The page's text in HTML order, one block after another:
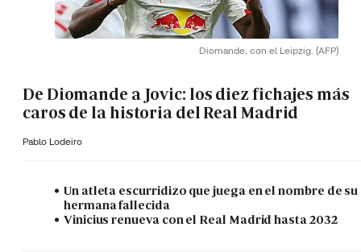
Diomande, con el Leipzig. (AFP)
De Diomande a Jovic: los diez fichajes más
caros de la historia del Real Madrid
Pablo Lodeiro
Un atleta escurridizo que juega en el nombre de su
hermana fallecida
Vinicius renueva con el Real Madrid hasta 2032